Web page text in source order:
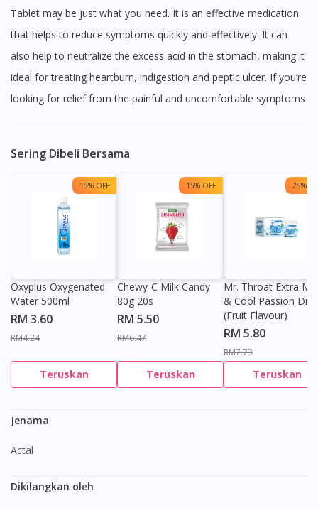
Tablet may be just what you need. It is an effective medication
that helps to reduce symptoms quickly and effectively. It can
also help to neutralize the excess acid in the stomach, making it
ideal for treating heartburn, indigestion and peptic ulcer. If you’re
looking for relief from the painful and uncomfortable symptoms
Sering Dibeli Bersama
15% OFF
Oxyplus Oxygenated
Water 500ml
RM 3.60
RM4.24
Teruskan
15% OFF
Chewy-C Milk Candy
80g 20s
RM 5.50
RM6.47
Teruskan
25%
Mr. Throat Extra
& Cool Passion
(Fruit Flavour)
RM 5.80
RM7.73
Teruskan
Jenama
Actal
Dikilangkan oleh